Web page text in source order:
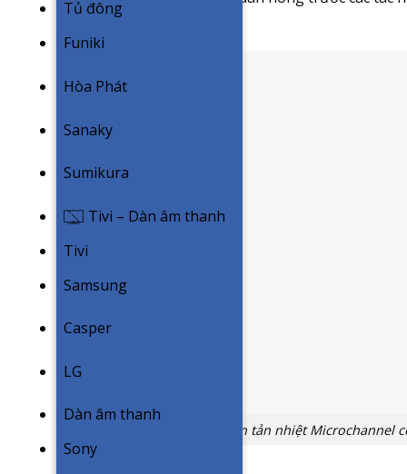
Tủ đông
Funiki
Hòa Phát
Sanaky
Sumikura
Tivi – Dàn âm thanh
Tivi
Samsung
Casper
LG
Dàn âm thanh
Sony
muối biển.
Dàn tản nhiệt Microchannel